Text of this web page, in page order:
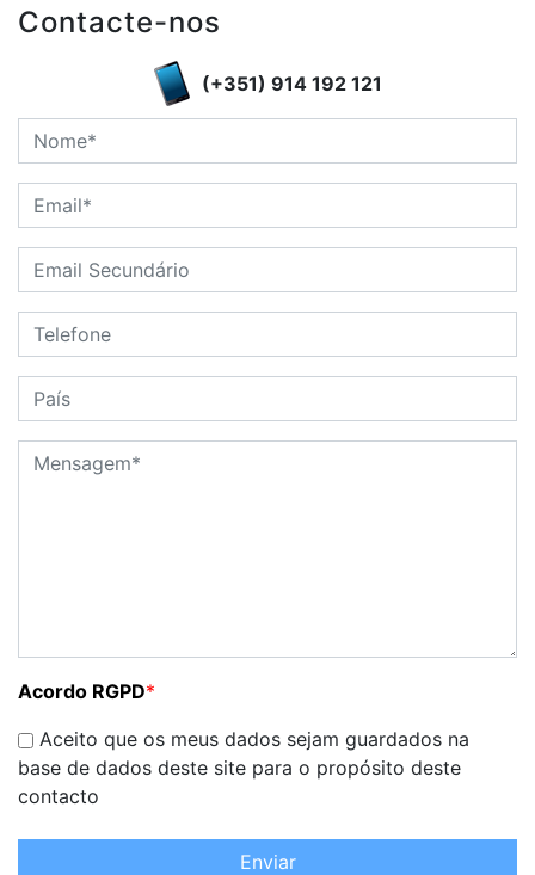
Contacte-nos
(+351) 914 192 121
Acordo RGPD*
Aceito que os meus dados sejam guardados na
base de dados deste site para o propósito deste
contacto
Enviar